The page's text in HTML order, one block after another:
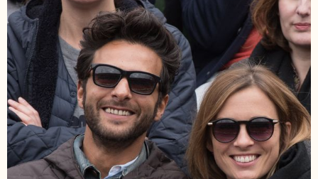
System Professional à
Paris le 1er février
2018. © Cyril
Moreau/Bestimage
Isabelle Ithurburu en
studio avec les invités
de l'enregistrement de
l'émission "La chanson
secrète N°14",
présentée par
N.Aliagas et diffusée le
26 décembre sur TF1, à
Paris, France. Crédit
Jacovides-
Moreau/Bestimage